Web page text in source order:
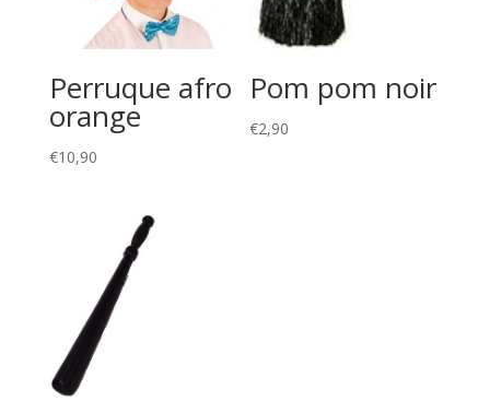
Perruque afro
orange
€10,90
Pom pom noir
€2,90